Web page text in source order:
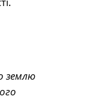
землю